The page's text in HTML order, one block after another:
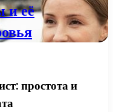
и её
простота и